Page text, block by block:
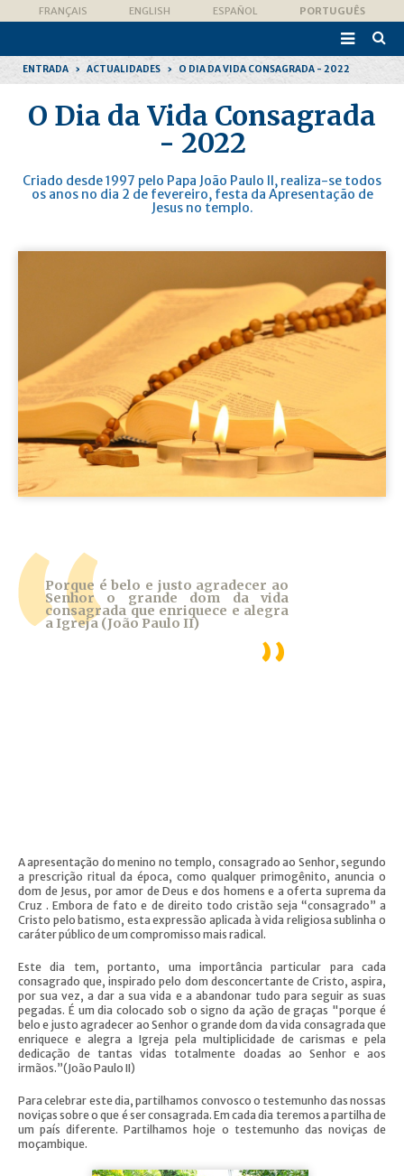
FerramentasFRANÇAIS ENGLISH ESPAÑOL PORTUGUÊS

ENTRADA › ACTUALIDADES › O DIA DA VIDA CONSAGRADA - 2022
O Dia da Vida Consagrada
- 2022
Criado desde 1997 pelo Papa João Paulo II, realiza-se todos
os anos no dia 2 de fevereiro, festa da Apresentação de
Jesus no templo.
Porque é belo e justo agradecer ao
Senhor o grande dom da vida
consagrada que enriquece e alegra
a Igreja (João Paulo II)
A apresentação do menino no templo, consagrado ao Senhor, segundo
a prescrição ritual da época, como qualquer primogênito, anuncia o
dom de Jesus, por amor de Deus e dos homens e a oferta suprema da
Cruz . Embora de fato e de direito todo cristão seja “consagrado” a
Cristo pelo batismo, esta expressão aplicada à vida religiosa sublinha o
caráter público de um compromisso mais radical.
Este dia tem, portanto, uma importância particular para cada
consagrado que, inspirado pelo dom desconcertante de Cristo, aspira,
por sua vez, a dar a sua vida e a abandonar tudo para seguir as suas
pegadas. É um dia colocado sob o signo da ação de graças "porque é
belo e justo agradecer ao Senhor o grande dom da vida consagrada que
enriquece e alegra a Igreja pela multiplicidade de carismas e pela
dedicação de tantas vidas totalmente doadas ao Senhor e aos
irmãos.”(João Paulo II)
Para celebrar este dia, partilhamos convosco o testemunho das nossas
noviças sobre o que é ser consagrada. Em cada dia teremos a partilha de
um país diferente. Partilhamos hoje o testemunho das noviças de
moçambique.